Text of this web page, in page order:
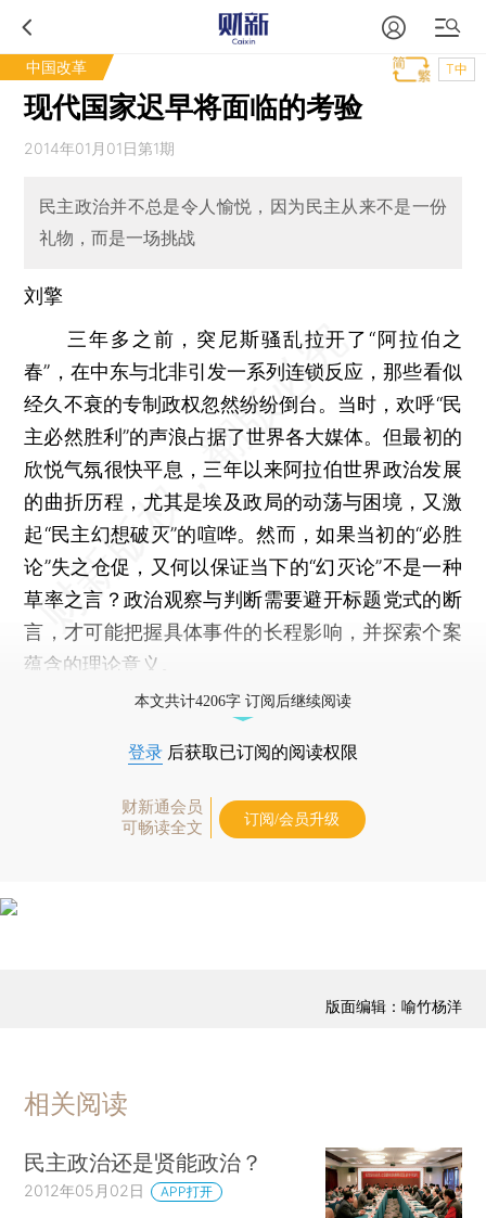
中国改革 T中
现代国家迟早将面临的考验
2014年01月01日第1期
民主政治并不总是令人愉悦，因为民主从来不是一份
礼物，而是一场挑战
刘擎
三年多之前，突尼斯骚乱拉开了“阿拉伯之
春”，在中东与北非引发一系列连锁反应，那些看似
经久不衰的专制政权忽然纷纷倒台。当时，欢呼“民
主必然胜利”的声浪占据了世界各大媒体。但最初的
欣悦气氛很快平息，三年以来阿拉伯世界政治发展
的曲折历程，尤其是埃及政局的动荡与困境，又激
起“民主幻想破灭”的喧哗。然而，如果当初的“必胜
论”失之仓促，又何以保证当下的“幻灭论”不是一种
草率之言？政治观察与判断需要避开标题党式的断
言，才可能把握具体事件的长程影响，并探索个案
蕴含的理论意义。
本文共计4206字 订阅后继续阅读
登录 后获取已订阅的阅读权限
财新通会员
可畅读全文
订阅/会员升级
版面编辑：喻竹杨洋
相关阅读
民主政治还是贤能政治？
2012年05月02日 APP打开